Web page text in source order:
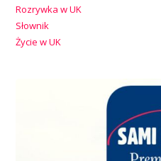
Rozrywka w UK
Słownik
Życie w UK